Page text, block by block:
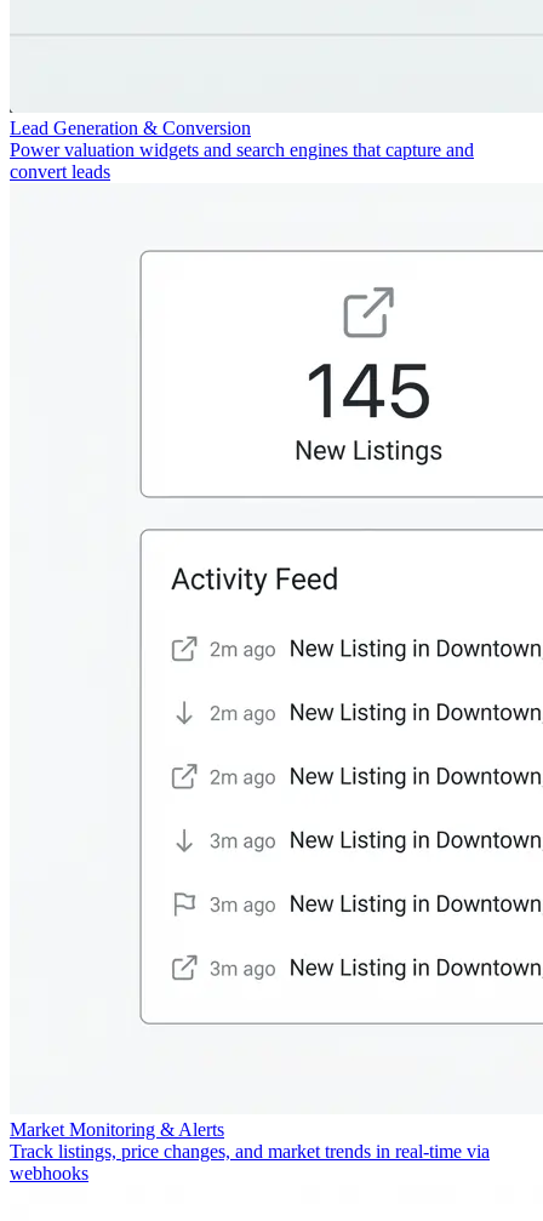
Lead Generation & Conversion
Power valuation widgets and search engines that capture and
convert leads
Market Monitoring & Alerts
Track listings, price changes, and market trends in real-time via
webhooks